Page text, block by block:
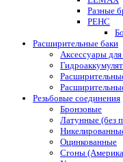
Разные
РЕНС
Расширительные баки
Аксессуары для
Резьбовые соединения
Бронзовые
Латунные (без
Оцинкованные
Сгоны